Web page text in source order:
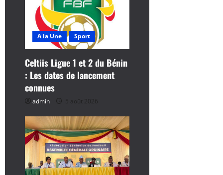
c
l
e
A la Une Sport
Celtiis Ligue 1 et 2 du Bénin
: Les dates de lancement
connues
admin 5 août 2026